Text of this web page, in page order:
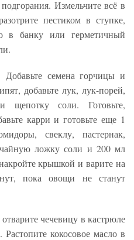
Измельчите всё в
пестиком в ступке,
в банку или герметичный
Добавьте семена горчицы и
добавьте лук, лук-порей,
щепотку соли. Готовьте,
карри и готовьте еще 1
свеклу, пастернак,
чайную ложку соли и 200 мл
крышкой и варите на
пока овощи не станут
чечевицу в кастрюле
кокосовое масло в